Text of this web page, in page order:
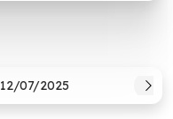
12/07/2025